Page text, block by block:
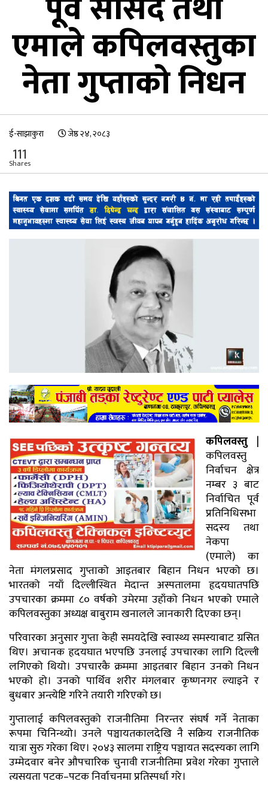
एमाले कपिलवस्तुका
नेता गुप्ताको निधन
ई-साझाकुरा जेष्ठ २४, २०८३
111
Shares
कपिलवस्तु|
कपिलवस्तु
निर्वाचन क्षेत्र
नम्बर ३ बाट
निर्वाचित पूर्व
प्रतिनिधिसभा
सदस्य तथा
नेकपा
(एमाले) का
नेता मंगलप्रसाद गुप्ताको आइतबार बिहान निधन भएको छ।
भारतको नयाँ दिल्लीस्थित मेदान्त अस्पतालमा हृदयघातपछि
उपचारका क्रममा ८० वर्षको उमेरमा उहाँको निधन भएको एमाले
कपिलवस्तुका अध्यक्ष बाबुराम खनालले जानकारी दिएका छन्।
परिवारका अनुसार गुप्ता केही समयदेखि स्वास्थ्य समस्याबाट ग्रसित
थिए। अचानक हृदयघात भएपछि उनलाई उपचारका लागि दिल्ली
लगिएको थियो। उपचारकै क्रममा आइतबार बिहान उनको निधन
भएको हो। उनको पार्थिव शरीर मंगलबार कृष्णनगर ल्याइने र
बुधबार अन्त्येष्टि गरिने तयारी गरिएको छ।
गुप्तालाई कपिलवस्तुको राजनीतिमा निरन्तर संघर्ष गर्ने नेताका
रूपमा चिनिन्थ्यो। उनले पञ्चायतकालदेखि नै सक्रिय राजनीतिक
यात्रा सुरु गरेका थिए। २०४३ सालमा राष्ट्रिय पञ्चायत सदस्यका लागि
उम्मेदवार बनेर औपचारिक चुनावी राजनीतिमा प्रवेश गरेका गुप्ताले
त्यसयता पटक–पटक निर्वाचनमा प्रतिस्पर्धा गरे।